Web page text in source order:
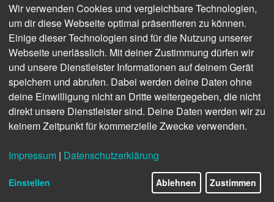
Filiale von Hörgeräte Möckel
Wir verwenden Cookies und vergleichbare Technologien,
um dir diese Webseite optimal präsentieren zu können.
Einige dieser Technologien sind für die Nutzung unserer
Webseite unerlässlich. Mit deiner Zustimmung dürfen wir
und unsere Dienstleister Informationen auf deinem Gerät
speichern und abrufen. Dabei werden deine Daten ohne
deine Einwilligung nicht an Dritte weitergegeben, die nicht
direkt unsere Dienstleister sind. Deine Daten werden wir zu
keinem Zeitpunkt für kommerzielle Zwecke verwenden.
Impressum | Datenschutzerklärung
Einstellen Ablehnen Zustimmen